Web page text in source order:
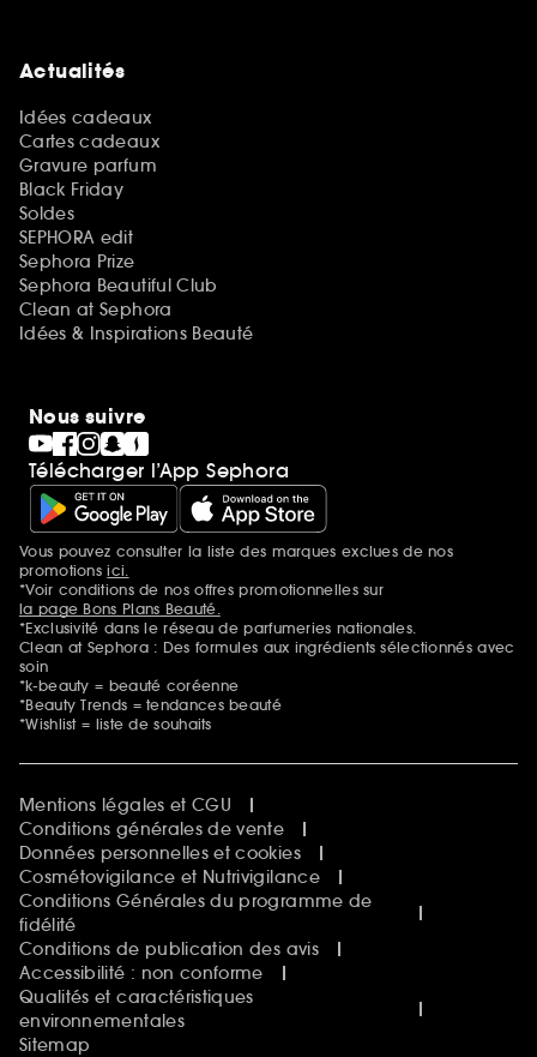
Actualités
Idées cadeaux
Cartes cadeaux
Gravure parfum
Black Friday
Soldes
SEPHORA edit
Sephora Prize
Sephora Beautiful Club
Clean at Sephora
Idées & Inspirations Beauté
Nous suivre
Télécharger l’App Sephora
Mentions additionnelles
Vous pouvez consulter la liste des marques exclues de nos
promotionsici.
*Voir conditions de nos offres promotionnelles sur
la page Bons Plans Beauté.
*Exclusivité dans le réseau de parfumeries nationales.
Clean at Sephora : Des formules aux ingrédients sélectionnés avec
soin
*k-beauty = beauté coréenne
*Beauty Trends = tendances beauté
*Wishlist = liste de souhaits
Mentions légales et CGU
Conditions générales de vente
Données personnelles et cookies
Cosmétovigilance et Nutrivigilance
Conditions Générales du programme de
fidélité
Conditions de publication des avis
Accessibilité : non conforme
Qualités et caractéristiques
environnementales
Sitemap